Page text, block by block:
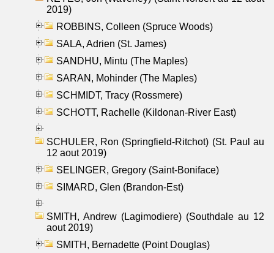
2019)
ROBBINS, Colleen (Spruce Woods)
SALA, Adrien (St. James)
SANDHU, Mintu (The Maples)
SARAN, Mohinder (The Maples)
SCHMIDT, Tracy (Rossmere)
SCHOTT, Rachelle (Kildonan-River East)
SCHULER, Ron (Springfield-Ritchot) (St. Paul au
12 aout 2019)
SELINGER, Gregory (Saint-Boniface)
SIMARD, Glen (Brandon-Est)
SMITH, Andrew (Lagimodiere) (Southdale au 12
aout 2019)
SMITH, Bernadette (Point Douglas)